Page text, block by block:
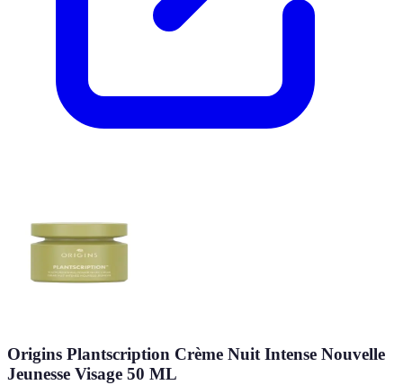
Origins Plantscription Crème Nuit Intense Nouvelle
Jeunesse Visage 50 ML